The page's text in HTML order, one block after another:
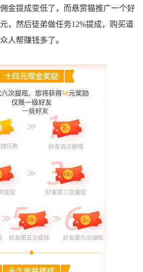
金提成变低了，而悬赏猫推广一个好
，然后徒弟做任务12%提成，购买道
人帮赚钱多了。